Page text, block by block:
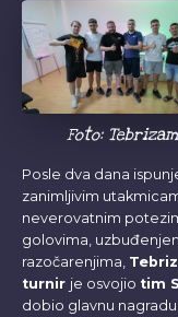
Foto: Tebrizam
Posle dva dana
zanimljivim
neverovatnim
golovima,
razočarenjima,
turnir je osvojio tim
dobio glavnu nagradu